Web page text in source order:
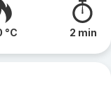
°C 2 min